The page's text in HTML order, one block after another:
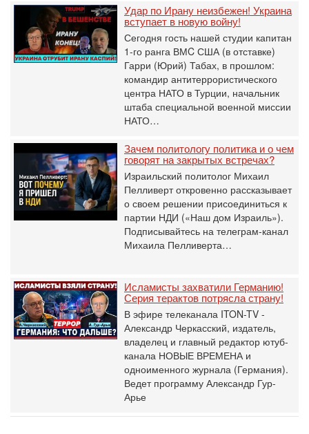
Удар по Ирану неизбежен! Украина
вступает в новую войну!
Сегодня гость нашей студии капитан
1-го ранга ВМC США (в отставке)
Гарри (Юрий) Табах, в прошлом:
командир антитеррористического
центра НАТО в Турции, начальник
штаба специальной военной миссии
НАТО…
Зачем политологу политика и о чем
говорят на закрытых встречах?
Израильский политолог Михаил
Пелливерт откровенно рассказывает
о своем решении присоединиться к
партии НДИ («Наш дом Израиль»).
Подписывайтесь на телеграм-канал
Михаила Пелливерта…
Исламисты захватили Германию!
Серия терактов потрясла страну!
В эфире телеканала ITON-TV -
Александр Черкасский, издатель,
владелец и главный редактор ютуб-
канала НОВЫЕ ВРЕМЕНА и
одноименного журнала (Германия).
Ведет программу Александр Гур-
Арье